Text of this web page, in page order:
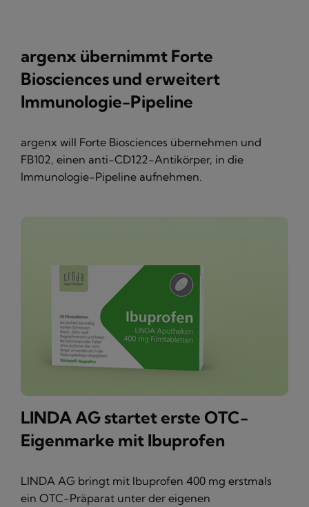
argenx übernimmt Forte
Biosciences und erweitert
Immunologie-Pipeline
argenx will Forte Biosciences übernehmen und
FB102, einen anti-CD122-Antikörper, in die
Immunologie-Pipeline aufnehmen.
LINDA AG startet erste OTC-
Eigenmarke mit Ibuprofen
LINDA AG bringt mit Ibuprofen 400 mg erstmals
ein OTC-Präparat unter der eigenen